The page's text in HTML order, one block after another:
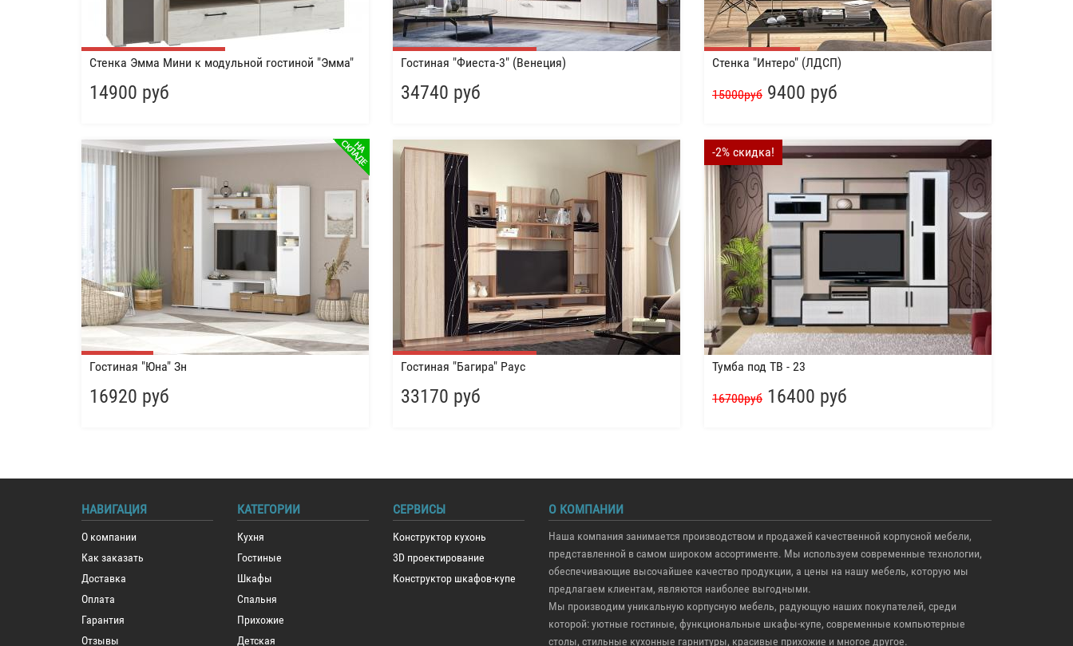
Стенка Эмма Мини к модульной гостиной "Эмма"
14900 руб
Гостиная "Фиеста-3" (Венеция)
34740 руб
Стенка "Интеро" (ЛДСП)
15000руб 9400 руб
Гостиная "Юна" Зн
16920 руб
Гостиная "Багира" Раус
33170 руб
-2% скидка!
Тумба под ТВ - 23
16700руб 16400 руб
НАВИГАЦИЯ
О компании
Как заказать
Доставка
Оплата
Гарантия
Отзывы
КАТЕГОРИИ
Кухня
Гостиные
Шкафы
Спальня
Прихожие
Детская
СЕРВИСЫ
Конструктор кухонь
3D проектирование
Конструктор шкафов-купе
О КОМПАНИИ
Наша компания занимается производством и продажей качественной корпусной мебели,
представленной в самом широком ассортименте. Мы используем современные технологии,
обеспечивающие высочайшее качество продукции, а цены на нашу мебель, которую мы
предлагаем клиентам, являются наиболее выгодными.
Мы производим уникальную корпусную мебель, радующую наших покупателей, среди
которой: уютные гостиные, функциональные шкафы-купе, современные компьютерные
столы, стильные кухонные гарнитуры, красивые прихожие и многое другое.